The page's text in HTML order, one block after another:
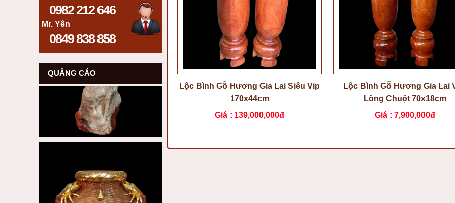
0982 212 646
Mr. Yên
0849 838 858
QUẢNG CÁO
Lộc Bình Gỗ Hương Gia Lai Siêu Vip
170x44cm
Giá : 139,000,000đ
Lộc Bình Gỗ Hương Gia Lai
Lông Chuột 70x18cm
Giá :7,900,000đ